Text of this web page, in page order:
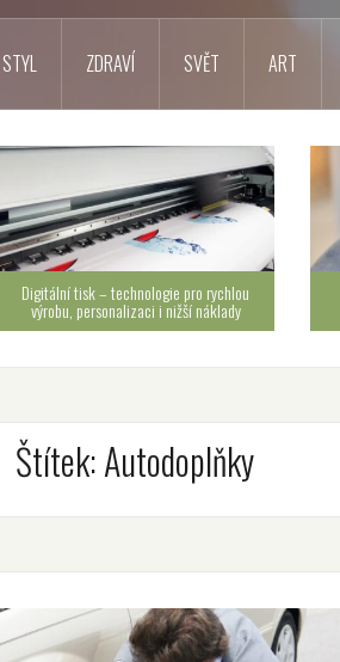
STYL ZDRAVÍ SVĚT ART
Digitální tisk – technologie pro rychlou
výrobu, personalizaci i nižší náklady
Štítek:Autodoplňky